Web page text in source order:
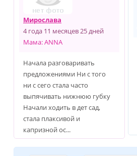
Мирослава
4 года 11 месяцев 25 дней
Мама: ANNA
Начала разговаривать
предложениями Ни с того
ни с сего стала часто
выпячивать нижнюю губку
Начали ходить в дет сад,
стала плаксивой и
капризной ос...